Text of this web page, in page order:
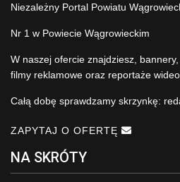
Niezależny Portal Powiatu
Nr 1 w Powiecie Wągrowieckim
W naszej ofercie znajdziesz,
filmy reklamowe oraz reportaże
Całą dobę sprawdzamy skrzynkę:
ZAPYTAJ O OFERTĘ
NA SKRÓTY